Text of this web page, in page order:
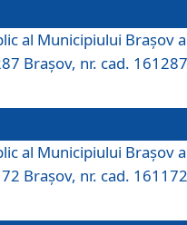
al Municipiului Braşov a
Brașov, nr. cad.
al Municipiului Braşov a
Brașov, nr. cad.